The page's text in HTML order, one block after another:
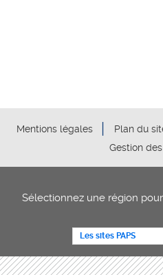
Mentions légales Plan du
Gestion
Sélectionnez une région
Les sites PAPS